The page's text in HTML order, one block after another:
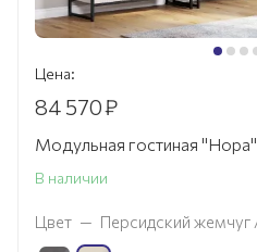
Цена:
84 570₽
Модульная гостиная
В наличии
Цвет — Персидский